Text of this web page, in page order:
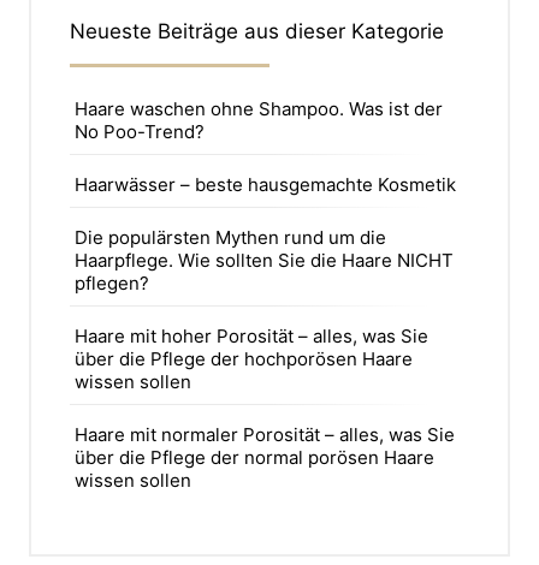
Neueste Beiträge aus dieser Kategorie
Haare waschen ohne Shampoo. Was ist der
No Poo-Trend?
Haarwässer – beste hausgemachte Kosmetik
Die populärsten Mythen rund um die
Haarpflege. Wie sollten Sie die Haare NICHT
pflegen?
Haare mit hoher Porosität – alles, was Sie
über die Pflege der hochporösen Haare
wissen sollen
Haare mit normaler Porosität – alles, was Sie
über die Pflege der normal porösen Haare
wissen sollen